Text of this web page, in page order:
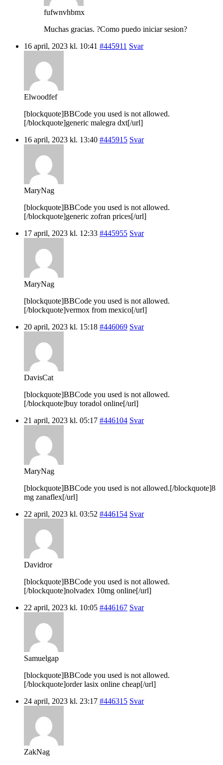
fufwnvhbmx
Muchas gracias. ?Como puedo iniciar sesion?
16 april, 2023 kl. 10:41 #445911 Svar
Elwoodfef
[blockquote]BBCode you used is not allowed.
[/blockquote]generic malegra dxt[/url]
16 april, 2023 kl. 13:40 #445915 Svar
MaryNag
[blockquote]BBCode you used is not allowed.
[/blockquote]generic zofran prices[/url]
17 april, 2023 kl. 12:33 #445955 Svar
MaryNag
[blockquote]BBCode you used is not allowed.
[/blockquote]vermox from mexico[/url]
20 april, 2023 kl. 15:18 #446069 Svar
DavisCat
[blockquote]BBCode you used is not allowed.
[/blockquote]buy toradol online[/url]
21 april, 2023 kl. 05:17 #446104 Svar
MaryNag
[blockquote]BBCode you used is not allowed.[/blockquote]8
mg zanaflex[/url]
22 april, 2023 kl. 03:52 #446154 Svar
Davidror
[blockquote]BBCode you used is not allowed.
[/blockquote]nolvadex 10mg online[/url]
22 april, 2023 kl. 10:05 #446167 Svar
Samuelgap
[blockquote]BBCode you used is not allowed.
[/blockquote]order lasix online cheap[/url]
24 april, 2023 kl. 23:17 #446315 Svar
ZakNag